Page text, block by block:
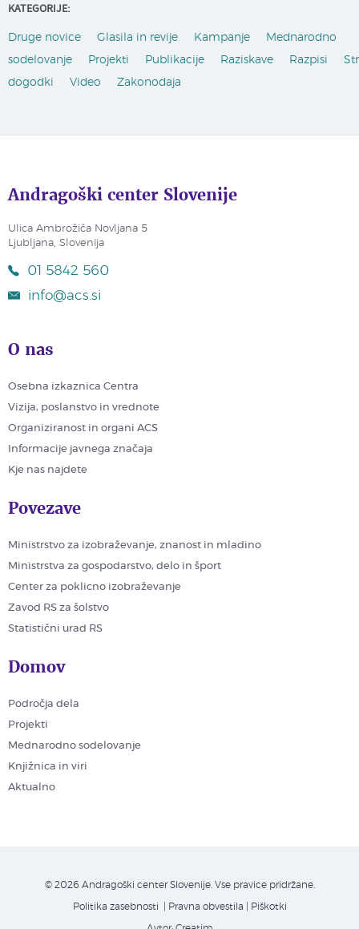
KATEGORIJE:
Druge novice Glasila in revije Kampanje
Mednarodno
sodelovanje
Projekti Publikacije Raziskave Razpisi
dogodki
Video Zakonodaja
Andragoški center Slovenije
Ulica Ambrožiča Novljana 5
Ljubljana, Slovenija
01 5842 560
info@acs.si
O nas
Osebna izkaznica Centra
Vizija, poslanstvo in vrednote
Organiziranost in organi ACS
Informacije javnega značaja
Kje nas najdete
Povezave
Ministrstvo za izobraževanje, znanost in mladino
Ministrstva za gospodarstvo, delo in šport
Center za poklicno izobraževanje
Zavod RS za šolstvo
Statistični urad RS
Domov
Področja dela
Projekti
Mednarodno sodelovanje
Knjižnica in viri
Aktualno
© 2026 Andragoški center Slovenije. Vse pravice pridržane.
Politika zasebnosti | Pravna obvestila Piškotki